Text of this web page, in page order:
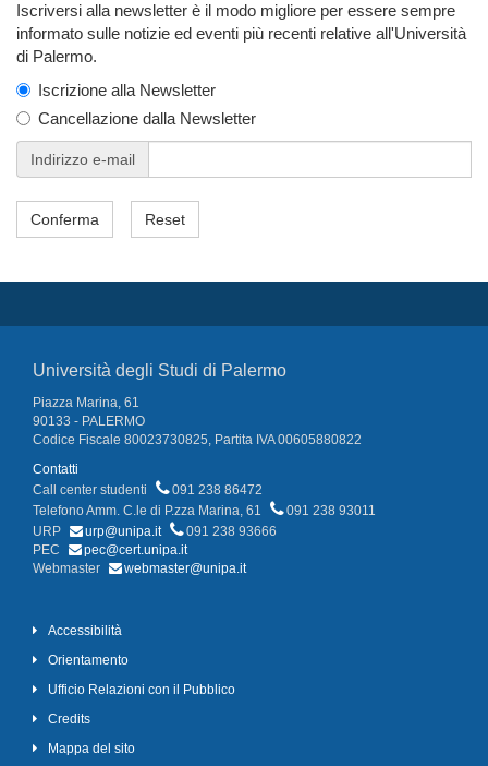
Iscriversi alla newsletter è il modo migliore per essere sempre
informato sulle notizie ed eventi più recenti relative all'Università
di Palermo.
Iscrizione alla Newsletter
Cancellazione dalla Newsletter
Indirizzo e-mail
Università degli Studi di Palermo
Piazza Marina, 61
90133 - PALERMO
Codice Fiscale 80023730825, Partita IVA 00605880822
Contatti
Call center studenti
091 238 86472
Telefono Amm. C.le di P.zza Marina, 61
091 238 93011
URP
urp@unipa.it
091 238 93666
PEC
pec@cert.unipa.it
Webmaster
webmaster@unipa.it
Accessibilità
Orientamento
Ufficio Relazioni con il Pubblico
Credits
Mappa del sito